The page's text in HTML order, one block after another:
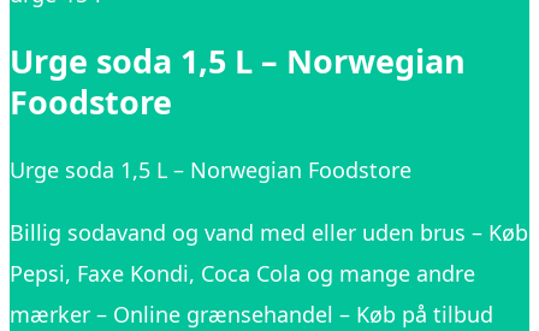
Urge soda 1,5 L – Norwegian
Foodstore
Urge soda 1,5 L – Norwegian Foodstore
Billig sodavand og vand med eller uden brus – Køb
Pepsi, Faxe Kondi, Coca Cola og mange andre
mærker – Online grænsehandel – Køb på tilbud